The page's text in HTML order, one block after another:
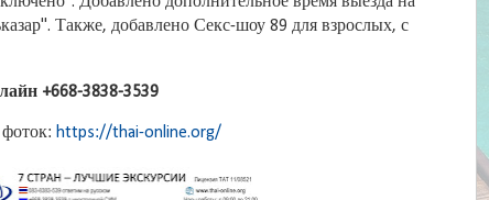
Также, добавлено Секс-шоу 89 для взрослых, с
+668-3838-3539
https://thai-online.org/